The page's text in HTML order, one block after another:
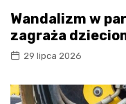
Wandalizm w
zagraża
29 lipca 2026